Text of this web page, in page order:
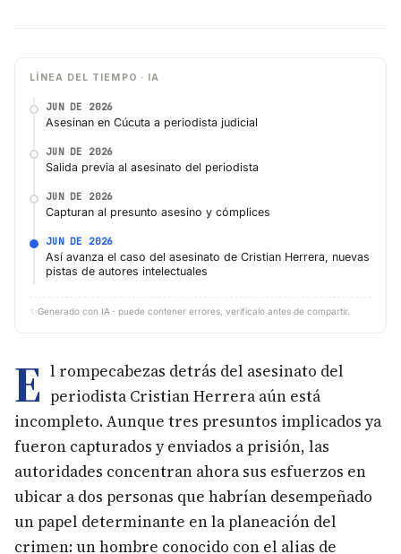
LÍNEA DEL TIEMPO · IA
JUN DE 2026
Asesinan en Cúcuta a periodista judicial
JUN DE 2026
Salida previa al asesinato del periodista
JUN DE 2026
Capturan al presunto asesino y cómplices
JUN DE 2026
Así avanza el caso del asesinato de Cristian Herrera, nuevas
pistas de autores intelectuales
✨ Generado con IA · puede contener errores, verifícalo antes de compartir.
E l rompecabezas detrás del asesinato del
periodista Cristian Herrera aún está
incompleto. Aunque tres presuntos implicados ya
fueron capturados y enviados a prisión, las
autoridades concentran ahora sus esfuerzos en
ubicar a dos personas que habrían desempeñado
un papel determinante en la planeación del
crimen: un hombre conocido con el alias de